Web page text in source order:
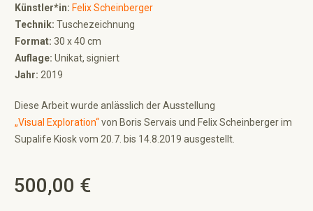
Künstler*in: Felix Scheinberger
Technik: Tuschezeichnung
Format: 30 x 40 cm
Auflage: Unikat, signiert
Jahr: 2019
Diese Arbeit wurde anlässlich der Ausstellung
„Visual Exploration“von Boris Servais und Felix Scheinberger im
Supalife Kiosk vom 20.7. bis 14.8.2019 ausgestellt.
Regulärer Preis:
500,00 €